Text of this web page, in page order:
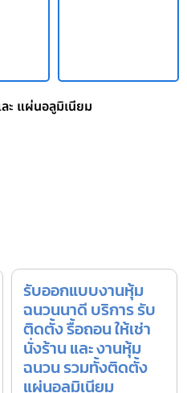
ะ แผ่นอลูมิเนียม
รับออกแบบงานหุ้ม
ฉนวนนาดี บริการ รับ
ติดตั้ง รื้อถอน ให้เช่า
นั่งร้าน และ งานหุ้ม
ฉนวน รวมทั้งติดตั้ง
แผ่นอลูมิเนียม